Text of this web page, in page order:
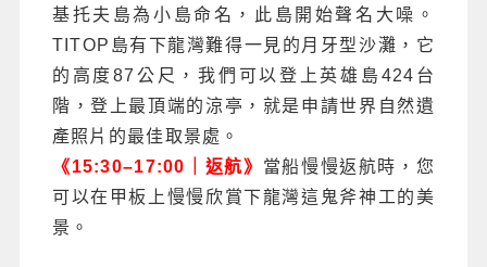
基托夫島為小島命名，此島開始聲名大噪。
TITOP島有下龍灣難得一見的月牙型沙灘，它
的高度87公尺，我們可以登上英雄島424台
階，登上最頂端的涼亭，就是申請世界自然遺
產照片的最佳取景處。
《15:30–17:00｜返航》 當船慢慢返航時，您
可以在甲板上慢慢欣賞下龍灣這鬼斧神工的美
景。